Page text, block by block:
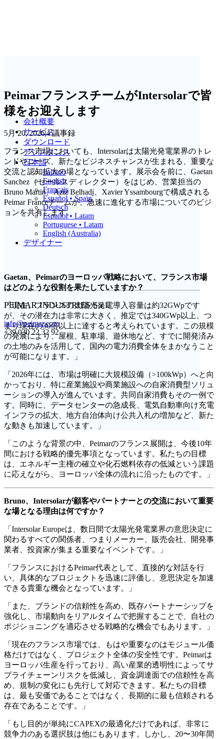
会社概要
サービス
ダウンロード
アシスタンス
日本語
Italiano
English
Français
Español • Spain
Deutsch
Español • Latam
Portuguese • Latam
English (Australia)
デザイナー
PEIMAR INDUSTRIES S.r.l.
info@peimar.com
+39 030 22 32 92
PeimarフランスチームがIntersolarで皆
様をお迎えします
5月 20, 2026|4 議事録
フランス市場においても、Intersolarは太陽光発電業界のトレ
ンドやニーズ、新たなビジネスチャンスが生まれる、重要な
交流と認知拡大の場となっています。展示会を前に、Gaetan
Sanchez（セールスディレクター）をはじめ、営業担当の
Bruno Martin、Aziz Belhadj、Xavier Yssambourgで構成される
Peimar Franceチームが、急速に進化する市場についてのビジ
ョンを共有します。
Gaetan、Peimarのヨーロッパ戦略において、フランス市場
はどのような役割を果たしていますか？
「現在、フランスの太陽光発電導入容量は約32GWpです
が、その潜在力は非常に大きく、推定では340GWp以上、つ
まり現在の30倍以上に達すると考えられています。この規模
の発展により、屋根、駐車場、遊休地など、すでに開発済み
の土地のみを活用して、国内の電力消費全体をまかなうこと
が可能になります。」
「2026年には、市場は明確に大規模設備（>100kWp）へと向
かっており、特に産業施設や商業施設への自家消費型ソリュ
ーションの導入が進んでいます。共同自家消費もその一例で
す。同時に、データセンターの急成長、電気自動車向け充電
インフラの拡大、地方自治体向け公共入札の増加など、新た
な動きも加速しています。」
「このような背景の中、Peimarのフランス展開は、今後10年
間における戦略的優先事項となっています。私たちの目標
は、エネルギー主権の確立や化石燃料依存の低減という課題
に応えながら、ヨーロッパ全体の流れに沿ったものです。」
Bruno、Intersolarが顧客やパートナーとの交流において重要
な場となる理由は何ですか？
「Intersolar Europeは、数日間で太陽光発電業界の意思決定に
関わるすべての関係者、つまりメーカー、販売会社、開発事
業者、投資家が集まる重要なイベントです。」
「フランスにおけるPeimar代表として、直接的な対話を行
い、具体的なプロジェクトを迅速に評価し、意思決定を加速
できる貴重な機会となっています。」
「また、ブランドの信頼性を高め、既存パートナーシップを
強化し、市場動向をリアルタイムで把握することで、自社の
ポジショニングを適応させる戦略的な機会でもあります。」
「現在のフランス市場では、もはや重要なのはモジュール価
格だけではなく、プロジェクト全体の安全性です。Peimarは
ヨーロッパ生産を行っており、高い産業的透明性によってサ
プライチェーンリスクを低減し、資金調達面での信頼性を高
め、規制の変化にも先行して対応できます。私たちの目標
は、最も安価であることではなく、長期的に最も信頼される
存在であることです。」
「もし目的が単純にCAPEXの最適化だけであれば、非常に
競争力のある選択肢は他にもあります。しかし、20〜30年間